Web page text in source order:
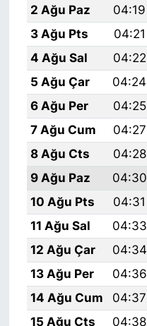
2 Ağu Paz
04:19
3 Ağu Pts
04:21
4 Ağu Sal
04:22
5 Ağu Çar
04:24
6 Ağu Per
04:25
7 Ağu Cum
04:27
8 Ağu Cts
04:28
9 Ağu Paz
04:30
10 Ağu Pts
04:31
11 Ağu Sal
04:33
12 Ağu Çar
04:34
13 Ağu Per
04:36
14 Ağu Cum
04:37
15 Ağu Cts
04:38